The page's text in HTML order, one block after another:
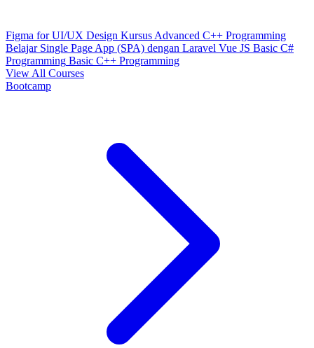
Figma for UI/UX Design Kursus Advanced C++ Programming
Belajar Single Page App (SPA) dengan Laravel Vue JS Basic C#
Programming Basic C++ Programming
View All Courses
Bootcamp